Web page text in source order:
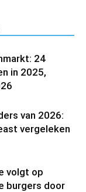
24
in 2025,
van 2026:
vergeleken
volgt op
burgers door